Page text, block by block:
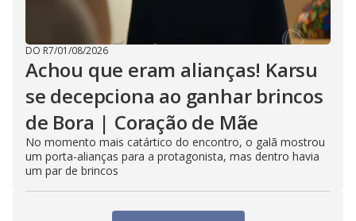
DO R7/01/08/2026
Achou que eram alianças! Karsu
se decepciona ao ganhar brincos
de Bora | Coração de Mãe
No momento mais catártico do encontro, o galã mostrou
um porta-alianças para a protagonista, mas dentro havia
um par de brincos